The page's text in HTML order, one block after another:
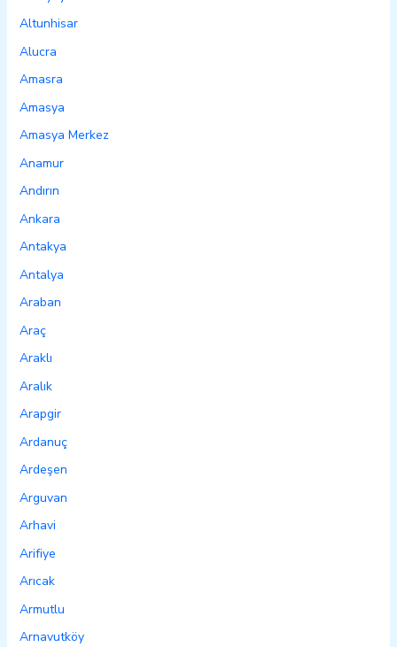
Altunhisar
Alucra
Amasra
Amasya
Amasya Merkez
Anamur
Andırın
Ankara
Antakya
Antalya
Araban
Araç
Araklı
Aralık
Arapgir
Ardanuç
Ardeşen
Arguvan
Arhavi
Arifiye
Arıcak
Armutlu
Arnavutköy